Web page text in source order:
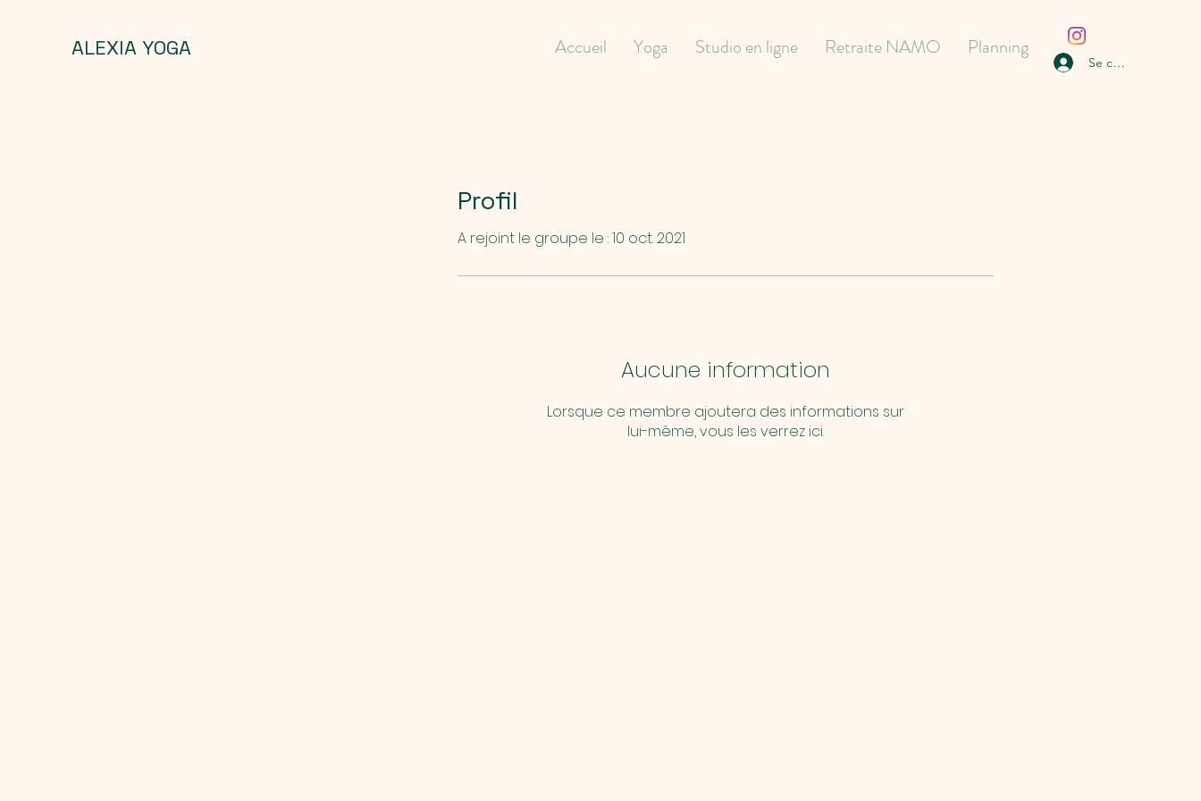
ALEXIA YOGA Accueil Yoga Studio en ligne Retraite NAMO Planning
Se connecter
Profil
A rejoint le groupe le : 10 oct. 2021
Aucune information
Lorsque ce membre ajoutera des informations sur
lui-même, vous les verrez ici.